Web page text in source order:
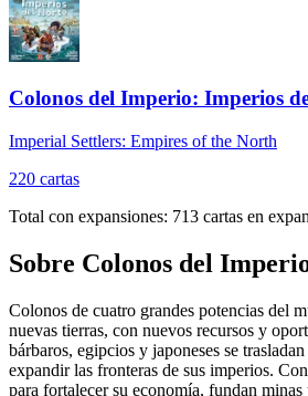
Colonos del Imperio: Imperios
Imperial Settlers: Empires of the North
220 cartas
Total con expansiones: 713 cartas en
Sobre Colonos del
Colonos de cuatro grandes potencias del
nuevas tierras, con nuevos recursos y
bárbaros, egipcios y japoneses se
expandir las fronteras de sus imperios.
para fortalecer su economía, fundan